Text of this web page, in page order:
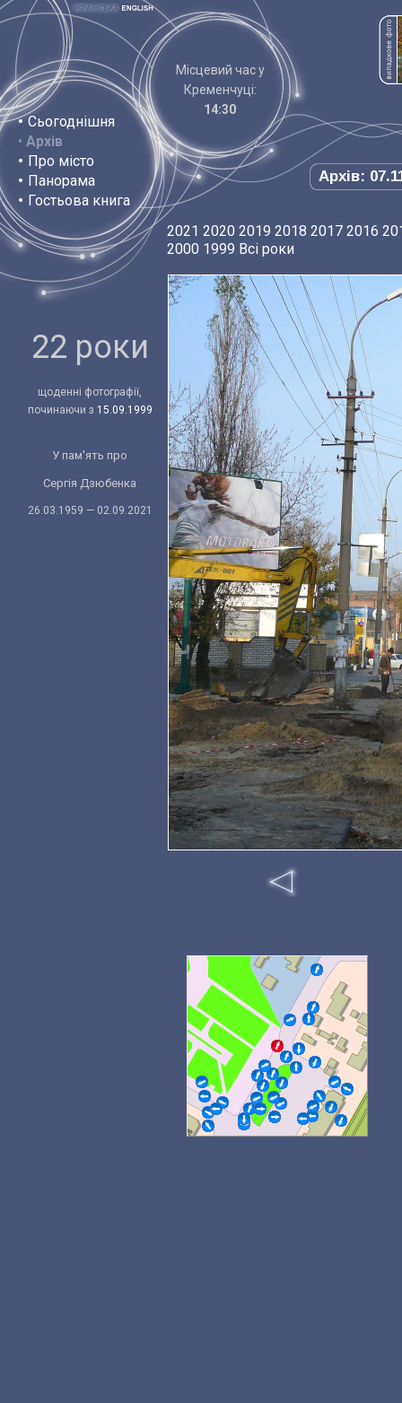
• Сьогоднішня
• Архів
• Про місто
• Панорама
• Гостьова книга
Місцевий час у
Кременчуці:
14:30
Архів:
22 роки
щоденні фотографії,
починаючи з 15.09.1999
У пам'ять про
Сергія Дзюбенка
26.03.1959 — 02.09.2021
2021 2020 2019 2018 2017 2016
2000 1999 Всі роки